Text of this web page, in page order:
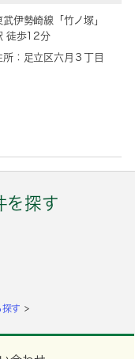
武伊勢崎線「 竹ノ塚 」
徒歩12分
所：足立区六月３丁目
を探す
す